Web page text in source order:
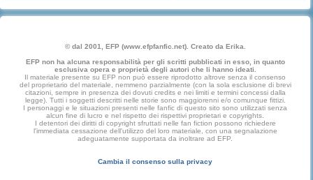
© dal 2001, EFP (www.efpfanfic.net). Creato da Erika.
EFP non ha alcuna responsabilità per gli scritti pubblicati in esso, in quanto
esclusiva opera e proprietà degli autori che li hanno ideati.
Il materiale presente su EFP non può essere riprodotto altrove senza il consenso
del proprietario del materiale, nemmeno parzialmente (con la sola esclusione di brevi
citazioni, sempre in presenza dei dovuti credits e nei limiti e termini concessi dalla
legge). Tutti i soggetti descritti nelle storie sono maggiorenni e/o comunque fittizi.
I personaggi e le situazioni presenti nelle fanfic di questo sito sono utilizzati senza
alcun fine di lucro e nel rispetto dei rispettivi proprietari e copyrights.
I detentori dei diritti di copyright sfruttati nelle fan fiction possono richiedere
l'immediata cessazione dell'utilizzo del loro materiale, con una segnalazione
adeguatamente supportata da inoltrare ad EFP.
Cambia il consenso sulla privacy